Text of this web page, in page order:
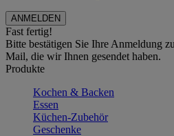
Fast fertig!
Bitte bestätigen Sie Ihre Anmeldung
Mail, die wir Ihnen gesendet haben.
Produkte
Kochen & Backen
Essen
Küchen-Zubehör
Geschenke